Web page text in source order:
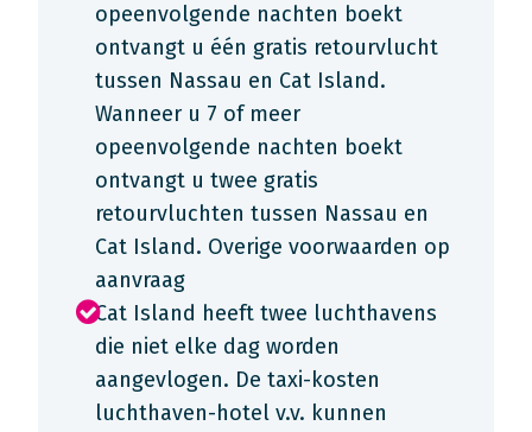
opeenvolgende nachten boekt
ontvangt u één gratis retourvlucht
tussen Nassau en Cat Island.
Wanneer u 7 of meer
opeenvolgende nachten boekt
ontvangt u twee gratis
retourvluchten tussen Nassau en
Cat Island. Overige voorwaarden op
aanvraag
Cat Island heeft twee luchthavens
die niet elke dag worden
aangevlogen. De taxi-kosten
luchthaven-hotel v.v. kunnen